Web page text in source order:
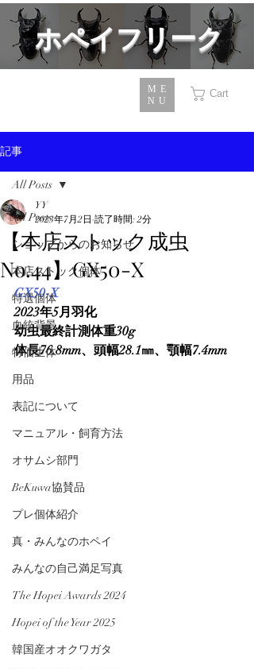
​ホペイフリーク
ME
NU
Cart
記事
All Posts
ショップからのお知らせ
本店ストック個体
特選個体
血統背景
特価生体
用品
表記について
マニュアル・飼育方法
オサムシ部門
BeKuwa協賛品
プレ個体紹介
真・みんなのホペイ
みんなの自己満足写真
The Hopei Awards 2024
Hopei of the Year 2025
韓国産オオクワガタ
All Posts
【本店ストック成虫
No.44】GX50-X
YY
2023年7月2日 読了時間: 2分
GX50-X
2023年5月羽化
幼虫最終計測体重30g
体長76.8mm、頭幅28.1㎜、顎幅7.4mm